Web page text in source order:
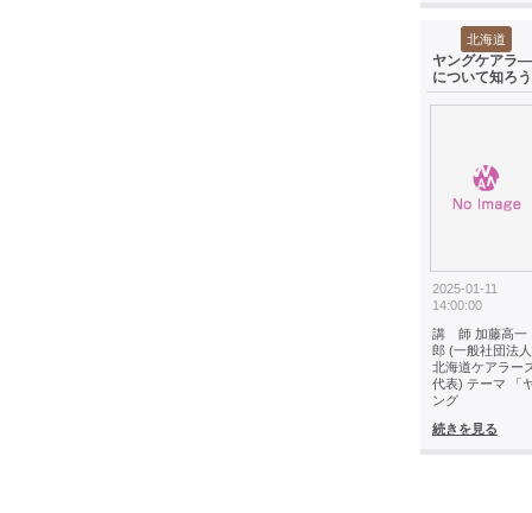
北海道
ヤングケアラ―
について知ろう
2025-01-11
14:00:00
講 師 加藤高一
郎 (一般社団法人
北海道ケアラー
代表) テーマ 「
ング
続きを見る